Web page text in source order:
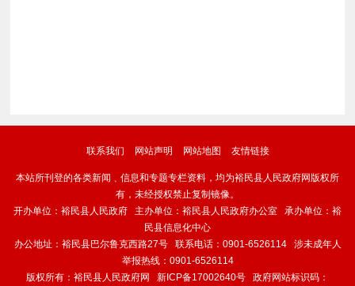
联系我们 网站声明 网站地图 友情链接
本站所刊登的各类新闻﹑信息和专题专栏资料，均为裕民县人民政府网版权所
有，未经授权禁止复制镜像。
开办单位：裕民县人民政府 主办单位：裕民县人民政府办公室 承办单位：裕
民县信息化中心
办公地址：裕民县巴尔鲁克西路27号 联系电话：0901-6526114 涉未成年人
举报热线：0901-6526114
版权所有：裕民县人民政府网 新ICP备17002640号 政府网站标识码：